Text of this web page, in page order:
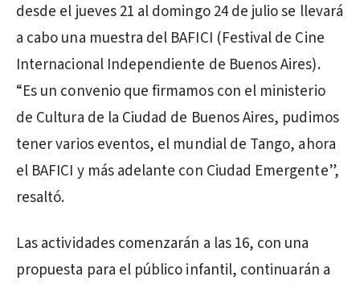
desde el jueves 21 al domingo 24 de julio se llevará
a cabo una muestra del BAFICI (Festival de Cine
Internacional Independiente de Buenos Aires).
“Es un convenio que firmamos con el ministerio
de Cultura de la Ciudad de Buenos Aires, pudimos
tener varios eventos, el mundial de Tango, ahora
el BAFICI y más adelante con Ciudad Emergente”,
resaltó.
Las actividades comenzarán a las 16, con una
propuesta para el público infantil, continuarán a